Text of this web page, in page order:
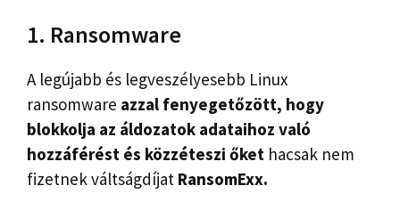
1. Ransomware
A legújabb és legveszélyesebb Linux
ransomware azzal fenyegetőzött, hogy
blokkolja az áldozatok adataihoz való
hozzáférést és közzéteszi őket hacsak nem
fizetnek váltságdíjat RansomExx.